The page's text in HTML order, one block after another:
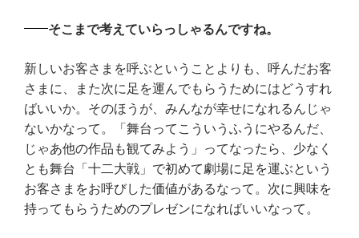
そこまで考えていらっしゃるんですね。
新しいお客さまを呼ぶということよりも、呼んだお客
さまに、また次に足を運んでもらうためにはどうすれ
ばいいか。そのほうが、みんなが幸せになれるんじゃ
ないかなって。「舞台ってこういうふうにやるんだ、
じゃあ他の作品も観てみよう」ってなったら、少なく
とも舞台「十二大戦」で初めて劇場に足を運ぶという
お客さまをお呼びした価値があるなって。次に興味を
持ってもらうためのプレゼンになればいいなって。